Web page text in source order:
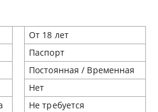
От 18 лет
Паспорт
Постоянная / Временная
Нет
Не требуется